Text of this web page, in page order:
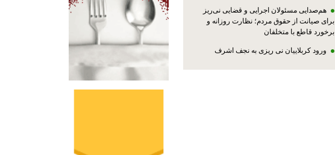
هم‌صدایی مسئولان اجرایی و قضایی نی‌ریز
برای صیانت از حقوق مردم؛ نظارت روزانه و
برخورد قاطع با متخلفان
ورود کربلاییان نی ریزی به نجف اشرف